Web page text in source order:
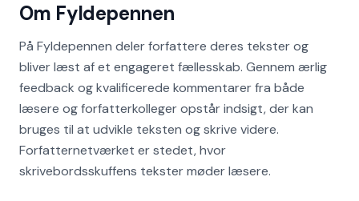
Om Fyldepennen
På Fyldepennen deler forfattere deres tekster og
bliver læst af et engageret fællesskab. Gennem ærlig
feedback og kvalificerede kommentarer fra både
læsere og forfatterkolleger opstår indsigt, der kan
bruges til at udvikle teksten og skrive videre.
Forfatternetværket er stedet, hvor
skrivebordsskuffens tekster møder læsere.